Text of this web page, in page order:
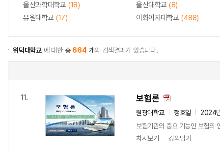
울산과학대학교 (18) 울산대학교 (8)
유원대학교 (17) 이화여자대학교 (488)
위덕대학교 에 대한 총 664 개의 검색결과가 있습니다.
11. 보험론
원광대학교 정호일
2024
보험기관의 중요 기능인 보험의
차시보기
강의담기